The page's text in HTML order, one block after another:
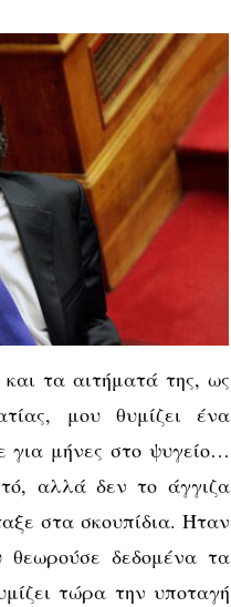
τα αιτήματά της, ως
μου θυμίζει ένα
μήνες στο ψυγείο…
αλλά δεν το άγγιζα
στα σκουπίδια. Ήταν
δεδομένα τα
τώρα την υποταγή